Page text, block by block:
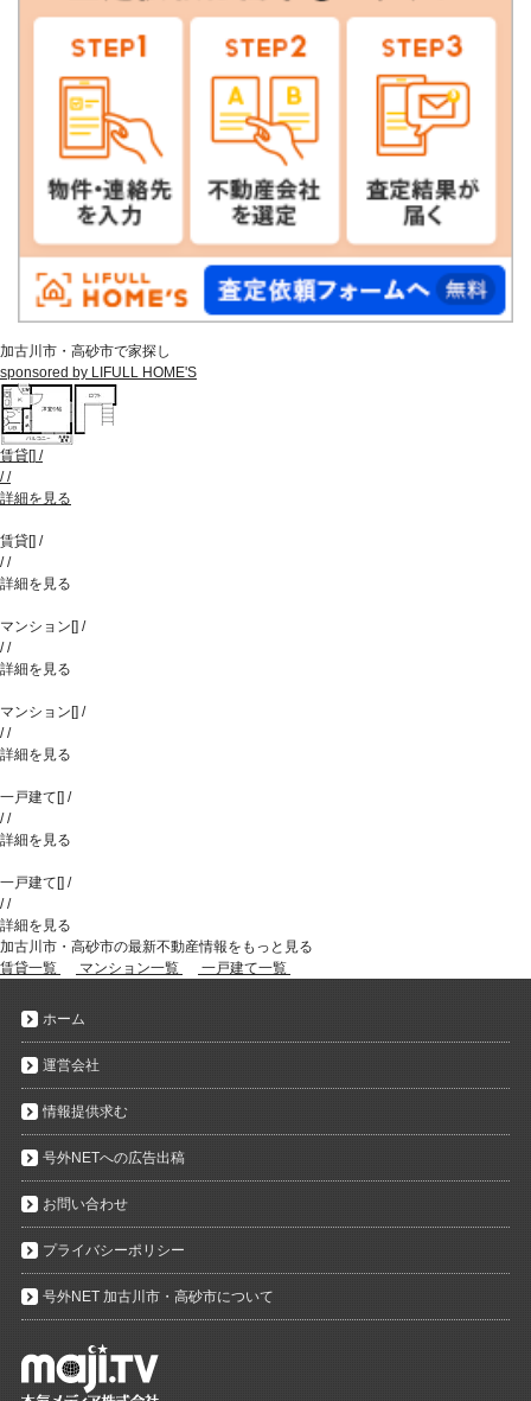
加古川市・高砂市で家探し
sponsored by LIFULL HOME'S
賃貸[] /
//
詳細を見る
賃貸[] /
//
詳細を見る
マンション [] /
//
詳細を見る
マンション [] /
//
詳細を見る
一戸建て [] /
//
詳細を見る
一戸建て [] /
//
詳細を見る
加古川市・高砂市の最新不動産情報をもっと見る
賃貸一覧
マンション一覧 一戸建て一覧
ホーム
運営会社
情報提供求む
号外NETへの広告出稿
お問い合わせ
プライバシーポリシー
号外NET 加古川市・高砂市について